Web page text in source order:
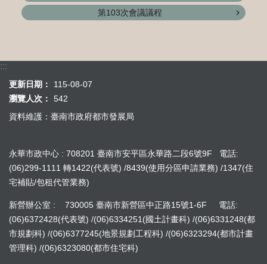
第103次會議議程
:::
更新日期：
115-08-07
瀏覽人次：
542
資料維護：臺南市政府都市發展局
永華市政中心 : 708201 臺南市安平區永華路二段6號9F 電話:
(06)299-1111 轉1422(代表號) /8439(使用分區申請業務) /1347(住
宅補貼/包租代管業務)
新營辦公室 : 730005 臺南市新營區中正路15號1-6F 電話:
(06)6372428(代表號) /(06)6334251(國土計畫科) /(06)6331248(都
市規劃科) /(06)6377245(地景規劃工程科) /(06)6323294(都市計畫
管理科) /(06)6323080(都市住宅科)